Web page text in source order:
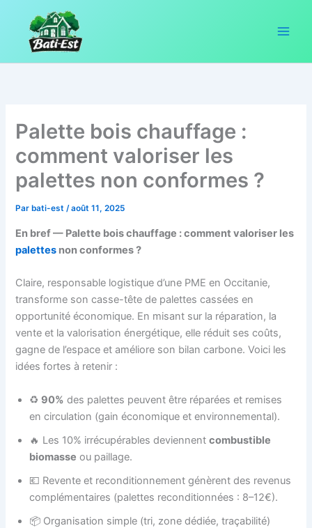
contenu
Palette bois chauffage :
comment valoriser les
palettes non conformes ?
Par bati-est/août 11, 2025
En bref — Palette bois chauffage : comment valoriser les
palettes non conformes ?
Claire, responsable logistique d’une PME en Occitanie,
transforme son casse-tête de palettes cassées en
opportunité économique. En misant sur la réparation, la
vente et la valorisation énergétique, elle réduit ses coûts,
gagne de l’espace et améliore son bilan carbone. Voici les
idées fortes à retenir :
♻️ 90% des palettes peuvent être réparées et remises
en circulation (gain économique et environnemental).
🔥 Les 10% irrécupérables deviennentcombustible
biomasse ou paillage.
💶 Revente et reconditionnement génèrent des revenus
complémentaires (palettes reconditionnées : 8–12€).
📦 Organisation simple (tri, zone dédiée, traçabilité)